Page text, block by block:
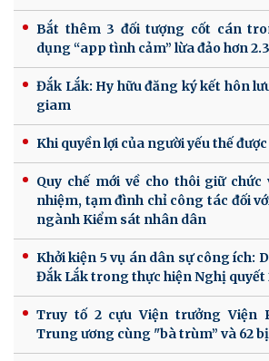
Bắt thêm 3 đối tượng cốt cán
dụng “app tình cảm” lừa đảo hơn
Đắk Lắk: Hy hữu đăng ký kết hôn
giam
Khi quyền lợi của người yếu thế
Quy chế mới về cho thôi giữ
nhiệm, tạm đình chỉ công tác đối
ngành Kiểm sát nhân dân
Khởi kiện 5 vụ án dân sự công ích:
Đắk Lắk trong thực hiện Nghị quyết
Truy tố 2 cựu Viện trưởng Viện
Trung ương cùng "bà trùm” và 62